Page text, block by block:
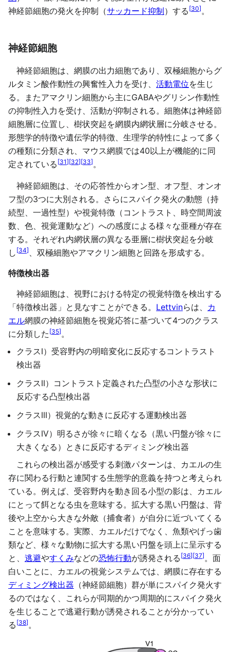
神経節細胞の発火を抑制（サッカード抑制）する [30] 。
神経節細胞
神経節細胞は、網膜の出力細胞であり、双極細胞からグ
ルタミン酸作動性の興奮性入力を受け、 活動電位を生じ
る。またアマクリン細胞から主にGABAやグリシン作動性
の抑制性入力を受け、活動が抑制される。細胞体は神経節
細胞層に位置し、樹状突起を網膜内網状層に分岐させる。
形態学的特徴や遺伝学的特徴、生理学的特性によって多く
の種類に分類され、マウス網膜では40以上が機能的に同
定されている [31][32][33] 。
神経節細胞は、その応答性からオン型、オフ型、オンオ
フ型の3つに大別される。さらにスパイク発火の動態（持
続型、一過性型）や視覚特徴（コントラスト、時空間周波
数、色、視覚運動など）への感度による様々な亜種が存在
する。それぞれ内網状層の異なる亜層に樹状突起を分岐
し [34]
、双極細胞やアマクリン細胞と回路を形成する。
特徴検出器
神経節細胞は、視野における特定の視覚特徴を検出する
「特徴検出器」と見なすことができる。 Lettvinらは、 カ
エル網膜の神経節細胞を視覚応答に基づいて4つのクラス
に分類した [35] 。
クラスI）受容野内の明暗変化に反応するコントラスト
検出器
クラスII）コントラスト定義された凸型の小さな形状に
反応する凸型検出器
クラスIII）視覚的な動きに反応する運動検出器
クラスIV）明るさが徐々に暗くなる（黒い円盤が徐々に
大きくなる）ときに反応するディミング検出器
これらの検出器が感受する刺激パターンは、カエルの生
存に関わる行動と連関する生態学的意義を持つと考えられ
ている。例えば、受容野内を動き回る小型の影は、カエル
にとって餌となる虫を意味する。拡大する黒い円盤は、背
後や上空から大きな外敵（捕食者）が自分に近づいてくる
ことを意味する。実際、カエルだけでなく、魚類やげっ歯
類など、様々な動物に拡大する黒い円盤を頭上に呈示する
と、 逃避やすくみなどの恐怖行動が誘発される [36][37] 。面
白いことに、カエルの視覚システムでは、網膜に存在する
ディミング検出器 （神経節細胞）群が単にスパイク発火す
るのではなく、これらが同期的かつ周期的にスパイク発火
を生じることで逃避行動が誘発されることが分かってい
る [38] 。